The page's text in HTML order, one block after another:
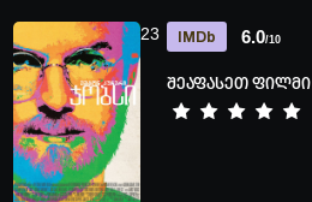
IMDb 6.0/10
შეაფასეთ ფილმი
23